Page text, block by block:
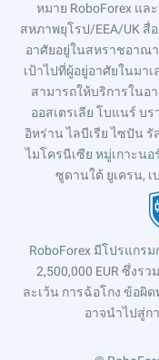
หมาย RoboForex แ
สหภาพยุโรป/EEA/UK สื่
อาศัยอยู่ในสหราชอาณา
เป้าไปที่ผู้อยู่อาศัยในมา
สามารถให้บริการในอ
ออสเตรเลีย โบแนร์ บ
อิหร่าน ไลบีเรีย ไซปัน
ไมโครนีเซีย หมู่เกาะน
ซูดานใต้ ยูเครน,
RoboForex มีโปรแกร
2,500,000 EUR ซึ่งร
ละเว้น การฉ้อโกง ข้อผิ
อาจนำไปสู่ก